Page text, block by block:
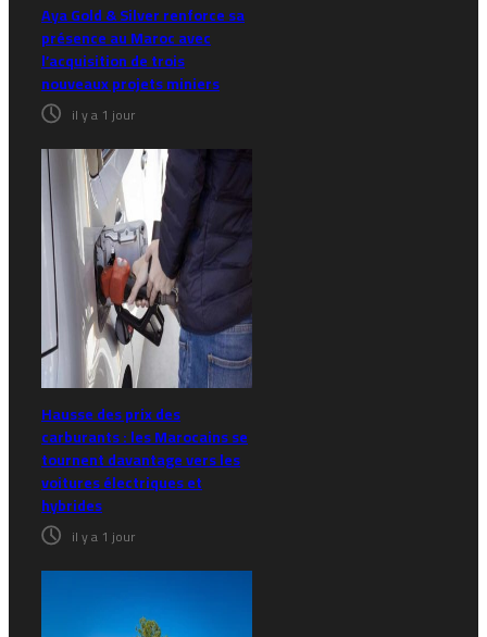
Aya Gold & Silver renforce sa
présence au Maroc avec
l’acquisition de trois
nouveaux projets miniers
il y a 1 jour
Hausse des prix des
carburants : les Marocains se
tournent davantage vers les
voitures électriques et
hybrides
il y a 1 jour